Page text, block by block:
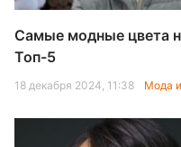
Самые модные цвета
Топ-5
18 декабря 2024, 11:38 Мода